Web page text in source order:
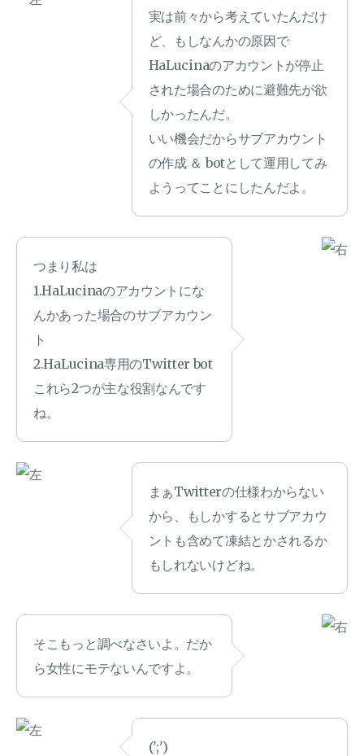
実は前々から考えていたんだけ
ど、もしなんかの原因で
HaLucinaのアカウントが停止
された場合のために避難先が欲
しかったんだ。
いい機会だからサブアカウント
の作成 ＆ botとして運用してみ
ようってことにしたんだよ。
つまり私は
1.HaLucinaのアカウントにな
んかあった場合のサブアカウン
ト
2.HaLucina専用のTwitter bot
これら2つが主な役割なんです
ね。
まぁTwitterの仕様わからない
から、もしかするとサブアカウ
ントも含めて凍結とかされるか
もしれないけどね。
そこもっと調べなさいよ。だか
ら女性にモテないんですよ。
(';')